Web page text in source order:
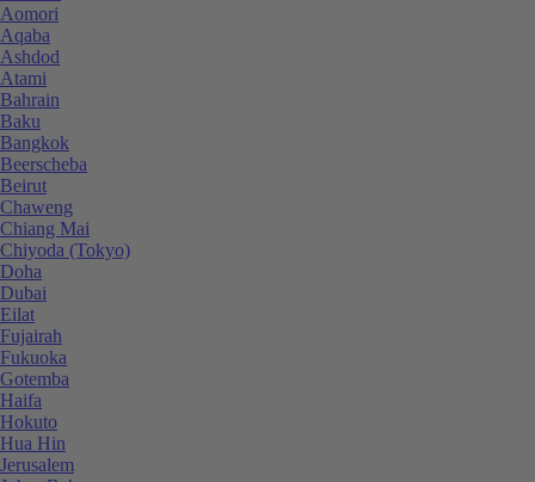
Aomori
Aqaba
Ashdod
Atami
Bahrain
Baku
Bangkok
Beerscheba
Beirut
Chaweng
Chiang Mai
Chiyoda (Tokyo)
Doha
Dubai
Eilat
Fujairah
Fukuoka
Gotemba
Haifa
Hokuto
Hua Hin
Jerusalem